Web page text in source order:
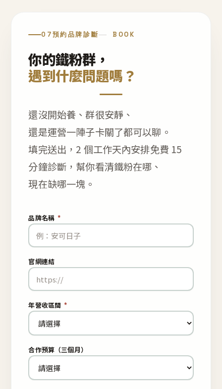
07預約品牌診斷 BOOK
你的鐵粉群，
遇到什麼問題嗎？
還沒開始養、群很安靜、
還是運營一陣子卡關了都可以聊。
填完送出，2 個工作天內安排免費 15
分鐘診斷，幫你看清鐵粉在哪、
現在缺哪一塊。
品牌名稱 *
官網連結
年營收區間 *
合作預算（三個月）